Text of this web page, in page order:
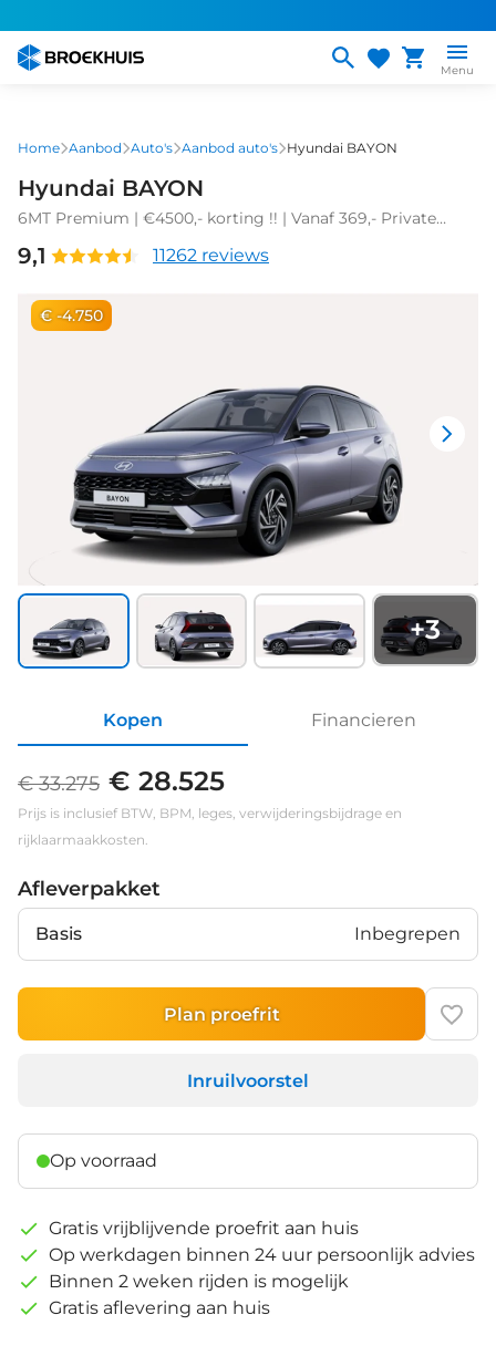
naar
gaan
Menu
Home Aanbod Auto's Aanbod auto's Hyundai BAYON
Hyundai BAYON
6MT Premium | €4500,- korting !! | Vanaf 369,- Private
9,1 11262 reviews
€ -4.750
+3
Kopen Financieren
€ 33.275 € 28.525
Prijs is inclusief BTW, BPM, leges, verwijderingsbijdrage en
rijklaarmaakkosten.
Afleverpakket
Basis Inbegrepen
Plan proefrit
Inruilvoorstel
Op voorraad
Gratis vrijblijvende proefrit aan huis
Op werkdagen binnen 24 uur persoonlijk advies
Binnen 2 weken rijden is mogelijk
Gratis aflevering aan huis